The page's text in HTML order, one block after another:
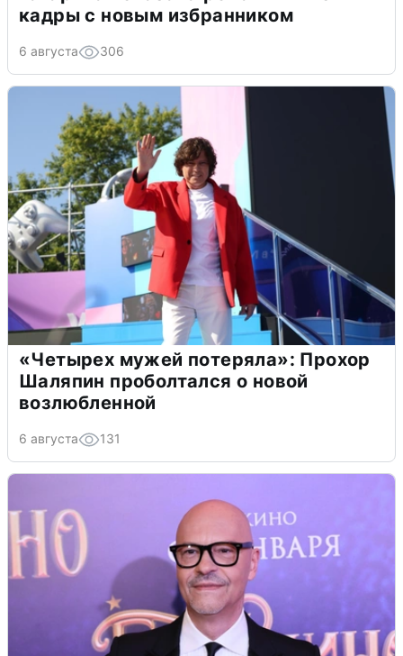
кадры с новым избранником
6 августа 306
«Четырех мужей потеряла»: Прохор
Шаляпин проболтался о новой
возлюбленной
6 августа 131